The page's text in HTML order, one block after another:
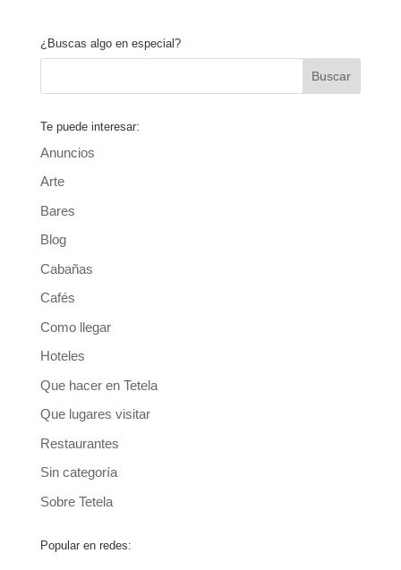
¿Buscas algo en especial?
Te puede interesar:
Anuncios
Arte
Bares
Blog
Cabañas
Cafés
Como llegar
Hoteles
Que hacer en Tetela
Que lugares visitar
Restaurantes
Sin categoría
Sobre Tetela
Popular en redes: